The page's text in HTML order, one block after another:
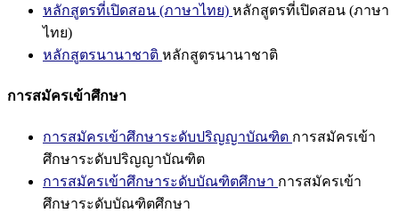
หลักสูตรที่เปิดสอน (ภาษาไทย) หลักสูตรที่เปิดสอน (ภาษา
ไทย)
หลักสูตรนานาชาติ หลักสูตรนานาชาติ
การสมัครเข้าศึกษา
การสมัครเข้าศึกษาระดับปริญญาบัณฑิต การสมัครเข้า
ศึกษาระดับปริญญาบัณฑิต
การสมัครเข้าศึกษาระดับบัณฑิตศึกษา การสมัครเข้า
ศึกษาระดับบัณฑิตศึกษา